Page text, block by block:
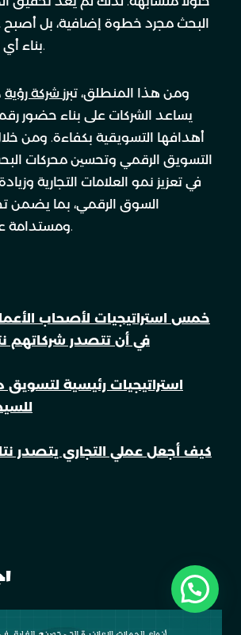
البحث مجرد خطوة إضافية، بل أصبح
بناء أي نشاط تجاري ناجح.
ومن هذا المنطلق، تبرز شركة رؤية
يساعد الشركات على بناء حضور
أهدافها التسويقية بكفاءة. ومن
التسويق الرقمي وتحسين محركات
في تعزيز نمو العلامات التجارية
السوق الرقمي، بما يضمن
ومستدامة على المدى البعيد.
خمس استراتيجيات لأصحاب
في أن تتصدر شركاتهم
كيف أجعل عملي التجاري يتصدر
احصل على استشارتك